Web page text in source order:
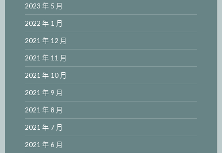
2023 年 5 月
2022 年 1 月
2021 年 12 月
2021 年 11 月
2021 年 10 月
2021 年 9 月
2021 年 8 月
2021 年 7 月
2021 年 6 月